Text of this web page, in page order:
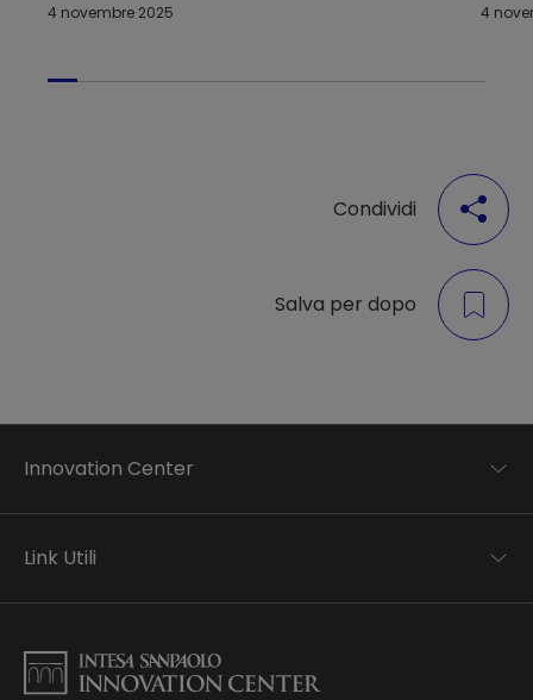
4 novembre 2025 4
Condividi
Salva per dopo
Innovation Center
Applied research
Business transformation
Link Utili
Informativa Privacy
Informativa Privacy Careers